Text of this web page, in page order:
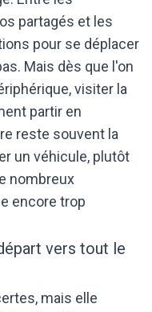
partagés et les
pour se déplacer
Mais dès que l'on
visiter la
partir en
reste souvent la
un véhicule, plutôt
nombreux
encore trop
vers tout le
mais elle